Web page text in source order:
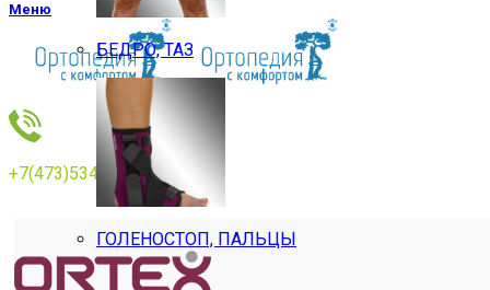
Меню
+7(473)534769
БЕДРО, ТАЗ
ГОЛЕНОСТОП, ПАЛЬЦЫ